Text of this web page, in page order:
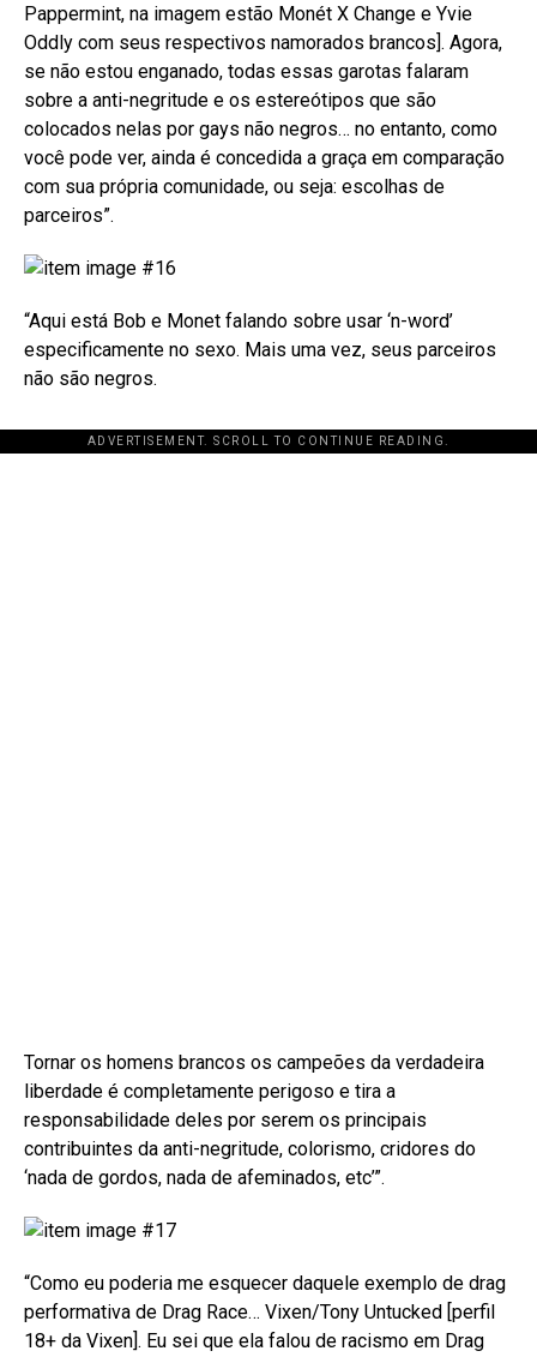
Pappermint, na imagem estão Monét X Change e Yvie
Oddly com seus respectivos namorados brancos]. Agora,
se não estou enganado, todas essas garotas falaram
sobre a anti-negritude e os estereótipos que são
colocados nelas por gays não negros… no entanto, como
você pode ver, ainda é concedida a graça em comparação
com sua própria comunidade, ou seja: escolhas de
parceiros”.
“Aqui está Bob e Monet falando sobre usar ‘n-word’
especificamente no sexo. Mais uma vez, seus parceiros
não são negros.
ADVERTISEMENT. SCROLL TO CONTINUE READING.
Tornar os homens brancos os campeões da verdadeira
liberdade é completamente perigoso e tira a
responsabilidade deles por serem os principais
contribuintes da anti-negritude, colorismo, cridores do
‘nada de gordos, nada de afeminados, etc’”.
“Como eu poderia me esquecer daquele exemplo de drag
performativa de Drag Race… Vixen/Tony Untucked [perfil
18+ da Vixen]. Eu sei que ela falou de racismo em Drag